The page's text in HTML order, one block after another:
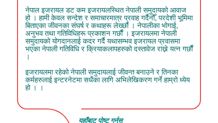
नेपाल इजरायल डट कम इजरायलस्थित नेपाली समुदायको आवाज
हो । हामी केवल सन्देश र समाचारमात्र प्रवाह गर्दैनौँ, परदेशी भूमिमा
बिताएका जीवनका संघर्ष र कथाहरू लेख्छौं । नेपालीका भोगाई,
अनुभव तथा गतिविधिहरू प्रकाशन गर्छौं । इजरायलमा नेपाली
समुदायको योगदानलाई कदर गर्दै यथासम्भव इजरायल प्रवासमा
भएका नेपाली गतिविधि र क्रियाकलापहरुको दस्तावेज राख्ने यत्न गर्छौं
।
इजरायलमा रहेको नेपाली समुदायलाई जीवन्त बनाउने र तिनका
कर्महरुलाई इन्टरनेटमा सधैंका लागि अभिलेखिकरण गर्ने हाम्रो ध्येय
हो । ।
यहाँबाट पोष्ट गर्नुस